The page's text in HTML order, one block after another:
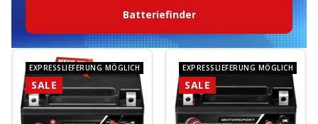
Batteriefinder
EXPRESSLIEFERUNG MÖGLICH
SALE
EXPRESSLIEFERUNG MÖGLICH
SALE